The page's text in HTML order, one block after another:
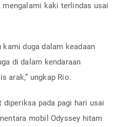
mengalami kaki terlindas usai
kami duga dalam keadaan
di dalam kendaraan
arak,” ungkap Rio.
diperiksa pada pagi hari usai
mobil Odyssey hitam